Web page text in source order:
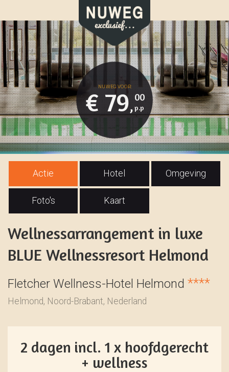
€ 79,
00
Actie Hotel Omgeving
Foto's Kaart
Wellnessarrangement in luxe
BLUE Wellnessresort Helmond
Fletcher Wellness-Hotel Helmond ****
Helmond, Noord-Brabant, Nederland
2 dagen incl. 1 x hoofdgerecht
+ wellness